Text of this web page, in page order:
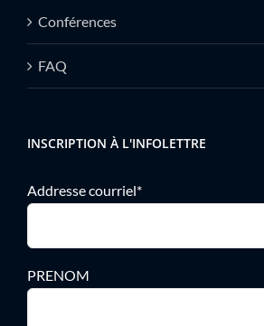
Conférences
FAQ
INSCRIPTION À L'INFOLETTRE
Addresse courriel*
PRENOM